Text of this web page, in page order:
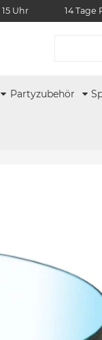
Uhr 14 Tage
Partyzubehör